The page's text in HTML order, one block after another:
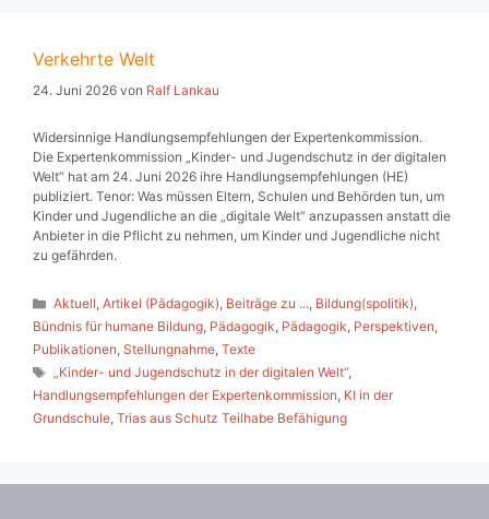
Verkehrte Welt
24. Juni 2026 von Ralf Lankau
Widersinnige Handlungsempfehlungen der Expertenkommission.
Die Expertenkommission „Kinder- und Jugendschutz in der digitalen
Welt“ hat am 24. Juni 2026 ihre Handlungsempfehlungen (HE)
publiziert. Tenor: Was müssen Eltern, Schulen und Behörden tun, um
Kinder und Jugendliche an die „digitale Welt“ anzupassen anstatt die
Anbieter in die Pflicht zu nehmen, um Kinder und Jugendliche nicht
zu gefährden.
Kategorien
Aktuell,Artikel (Pädagogik), Beiträge zu ..., Bildung(spolitik),
Bündnis für humane Bildung, Pädagogik, Pädagogik, Perspektiven,
Publikationen, Stellungnahme, Texte
Schlagwörter
„Kinder- und Jugendschutz in der digitalen Welt“,
Handlungsempfehlungen der Expertenkommission, KI in der
Grundschule, Trias aus Schutz Teilhabe Befähigung